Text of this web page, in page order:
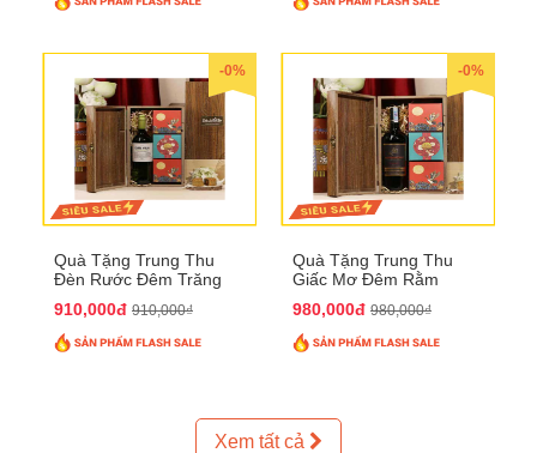
-0%
Quà Tặng Trung Thu
Đèn Rước Đêm Trăng
910,000đ 910,000₫
-0%
Quà Tặng Trung Thu
Giấc Mơ Đêm Rằm
980,000đ 980,000₫
Xem tất cả